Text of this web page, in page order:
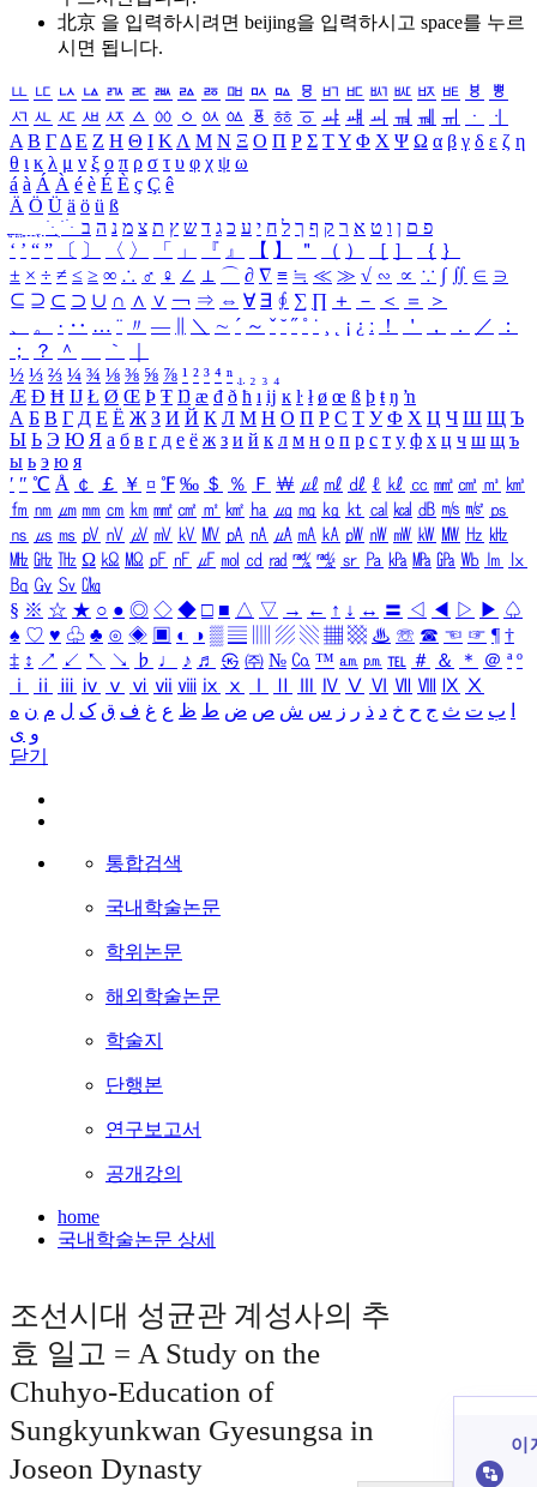
北京 을 입력하시려면 beijing을 입력하시고 space를 누르
시면 됩니다.
ㅥ ㅦ ㅧ ㅨ ㅩ ㅪ ㅫ ㅬ ㅭ ㅮ ㅯ ㅰ ㅱ ㅲ ㅳ ㅴ ㅵ ㅶ ㅷ ㅸ
ㅹ
ㅺ ㅻ ㅼ ㅽ ㅾ ㅿ ㆀ ㆁ ㆂ ㆃ ㆄ ㆅ ㆆ ㆇ ㆈ ㆉ ㆊ ㆋ ㆌ ㆍ
ㆎ
Α Β ΓΔ Ε Ζ Η Θ Ι ΚΛ Μ Ν Ξ Ο Π Ρ Σ ΤΥ Φ Χ Ψ Ω α β γ δ ε ζ η
θ ι κ λ μ ν ξ ο π ρ σ τ υ φ χ ψ ω
á à Á À é è É È ç Ç ê
Ä Ö Ü ä ö ü ß
ִֶֹ ֻּ ׁׂ פ ם ן ו ט א ר ק ף ך ל ח י ע כ ג ד ש ץ ת צ מ נ ה ב
‘ ’ “ ” 〔 〕 〈 〉 「 」 『 』 【 】 ＂ （ ） ［ ］ ｛ ｝
± × ÷ ≠ ≤ ≥ ∞ ∴ ♂ ♀ ∠ ⊥ ⌒ ∂ ∇ ≡ ≒ ≪ ≫ √ ∽ ∝ ∵ ∫ ∬ ∈ ∋
⊆ ⊇ ⊂ ⊃ ∪ ∩ ∧ ∨ ￢ ⇒ ⇔ ∀ ∃ ∮ ∑ ∏ ＋ － ＜ ＝
＞
、
。 · ‥ … ¨ 〃 ― ＼ ∼ ´ ～ ˇ ˘ ˝ ˚ ˙ ¸ ¡ ¿ ː ！ ＇ ， ． ／
：
；
？ ＾ ｀
½ ⅓ ⅔ ¼ ¾ ⅛ ⅜ ⅝ ⅞ ¹ ² ³ ⁴ ⁿ ₁ ₂ ₃ ₄
Æ Ð Ħ Ĳ Ł Ø Œ Þ Ŧ Ŋ æ đ ð ħ ı ĳ ĸ ŀ ł ø œ ß þ ŧ ŋ ŉ
А Б В Г Д Е Ё Ж З И Й К Л М Н О П Р С Т У Ф Х Ц Ч Ш Щ Ъ
Ы Ь Э Ю Я а б в г д е ё ж з и й к л м н о п р с т у ф х ц ч ш щ ъ
ы ь э ю я
′ ″ ℃ Å ￠ ￡ ￥ ¤ ℉ ‰ ＄ ％ Ｆ ￦ ㎕ ㎖ ㎗ ℓ ㎘ ㏄ ㎣ ㎤ ㎥ ㎦
㎙ ㎚ ㎛ ㎜ ㎝ ㎞ ㎟ ㎠ ㎡ ㎢ ㏊ ㎍ ㎎ ㎏ ㏏ ㎈ ㎉ ㏈ ㎧ ㎨ ㎰
㎱ ㎲ ㎳ ㎴ ㎵ ㎶ ㎷ ㎸ ㎹ ㎀ ㎁ ㎂ ㎃ ㎄ ㎺ ㎻ ㎽ ㎾ ㎿ ㎐ ㎑
㎒ ㎓ ㎔ Ω ㏀ ㏁ ㎊ ㎋ ㎌ ㏖ ㏅ ㎭ ㎮ ㎯ ㏛ ㎩ ㎪ ㎫ ㎬ ㏝ ㏐
㏓
㏃ ㏉ ㏜ ㏆
§ ※ ☆ ★ ○ ● ◎ ◇ ◆ □ ■ △ ▽ → ← ↑ ↓ ↔ 〓 ◁ ◀ ▷ ▶ ♤
♠ ♡ ♥ ♧ ♣ ⊙ ◈ ▣ ◐ ◑ ▒ ▤ ▨ ▧ ▦ ▩ ♨ ☏ ☎ ☜ ☞ ¶ †
‡ ↕ ↗ ↙ ↖ ↘ ♭ ♩ ♪ ♬ ㉿ ㈜ № ㏇ ™ ㏂ ㏘ ℡ ＃ ＆ ＊ ＠ ª º
ⅰ
ⅱ ⅲ ⅳ ⅴ ⅵ ⅶ ⅷ ⅸ ⅹ Ⅳ Ⅴ Ⅵ Ⅶ Ⅷ Ⅸ Ⅹ
ب ت ث ج ح خ د ذ ر ز س ش ص ض ط ظ ع غ ف ق ک ل م ن ه
و ی
닫기
통합검색
국내학술논문
학위논문
해외학술논문
학술지
단행본
연구보고서
공개강의
home
국내학술논문 상세
조선시대 성균관 계성사의 추
효 일고 = A Study on the
Chuhyo-Education of
Sungkyunkwan Gyesungsa in
Joseon Dynasty
이